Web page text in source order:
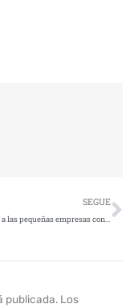
SEGUE
Google protege a las pequeñas empresas contra estafas en línea y bloquea millones de perfiles falsos
publicada. Los